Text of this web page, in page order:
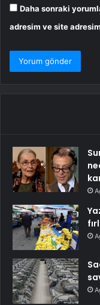
Daha sonraki
adresim ve site